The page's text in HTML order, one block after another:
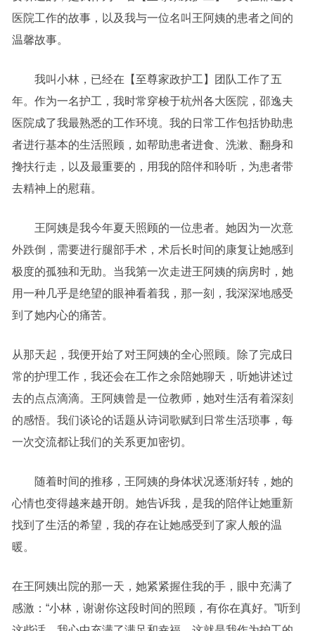
医院工作的故事，以及我与一位名叫王阿姨的患者之间的
温馨故事。
我叫小林，已经在【至尊家政护工】团队工作了五
年。作为一名护工，我时常穿梭于杭州各大医院，邵逸夫
医院成了我最熟悉的工作环境。我的日常工作包括协助患
者进行基本的生活照顾，如帮助患者进食、洗漱、翻身和
搀扶行走，以及最重要的，用我的陪伴和聆听，为患者带
去精神上的慰藉。
王阿姨是我今年夏天照顾的一位患者。她因为一次意
外跌倒，需要进行腿部手术，术后长时间的康复让她感到
极度的孤独和无助。当我第一次走进王阿姨的病房时，她
用一种几乎是绝望的眼神看着我，那一刻，我深深地感受
到了她内心的痛苦。
从那天起，我便开始了对王阿姨的全心照顾。除了完成日
常的护理工作，我还会在工作之余陪她聊天，听她讲述过
去的点点滴滴。王阿姨曾是一位教师，她对生活有着深刻
的感悟。我们谈论的话题从诗词歌赋到日常生活琐事，每
一次交流都让我们的关系更加密切。
随着时间的推移，王阿姨的身体状况逐渐好转，她的
心情也变得越来越开朗。她告诉我，是我的陪伴让她重新
找到了生活的希望，我的存在让她感受到了家人般的温
暖。
在王阿姨出院的那一天，她紧紧握住我的手，眼中充满了
感激：“小林，谢谢你这段时间的照顾，有你在真好。”听到